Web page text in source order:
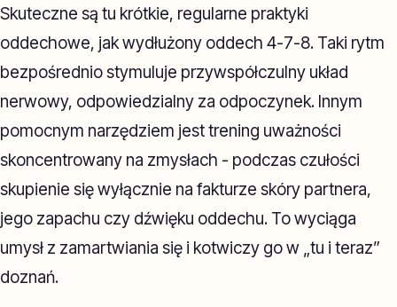
Skuteczne są tu krótkie, regularne praktyki
oddechowe, jak wydłużony oddech 4-7-8. Taki rytm
bezpośrednio stymuluje przywspółczulny układ
nerwowy, odpowiedzialny za odpoczynek. Innym
pomocnym narzędziem jest trening uważności
skoncentrowany na zmysłach - podczas czułości
skupienie się wyłącznie na fakturze skóry partnera,
jego zapachu czy dźwięku oddechu. To wyciąga
umysł z zamartwiania się i kotwiczy go w „tu i teraz”
doznań.